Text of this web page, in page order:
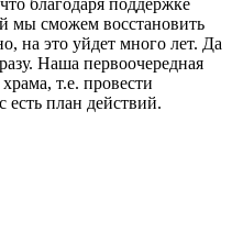
мы сможем восстановить
на это уйдет много лет. Да
Наша первоочередная
т.е. провести
план действий.